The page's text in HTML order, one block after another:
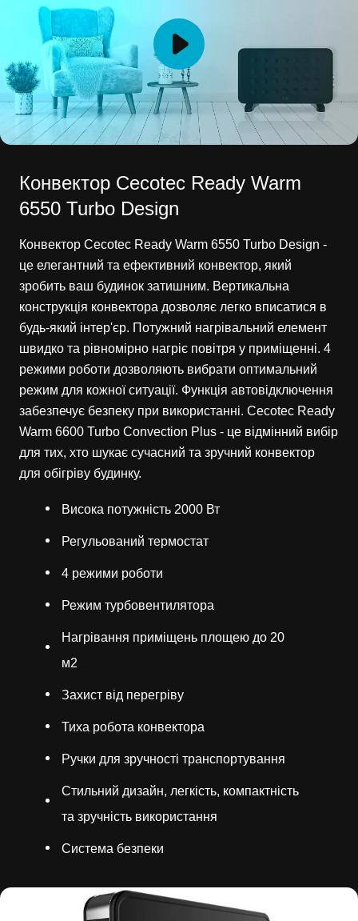
Конвектор Cecotec Ready Warm
6550 Turbo Design
Конвектор Cecotec Ready Warm 6550 Turbo Design -
це елегантний та ефективний конвектор, який
зробить ваш будинок затишним. Вертикальна
конструкція конвектора дозволяє легко вписатися в
будь-який інтер'єр. Потужний нагрівальний елемент
швидко та рівномірно нагріє повітря у приміщенні. 4
режими роботи дозволяють вибрати оптимальний
режим для кожної ситуації. Функція автовідключення
забезпечує безпеку при використанні. Cecotec Ready
Warm 6600 Turbo Convection Plus - це відмінний вибір
для тих, хто шукає сучасний та зручний конвектор
для обігріву будинку.
Висока потужність 2000 Вт
Регульований термостат
4 режими роботи
Режим турбовентилятора
Нагрівання приміщень площею до 20
м2
Захист від перегріву
Тиха робота конвектора
Ручки для зручності транспортування
Стильний дизайн, легкість, компактність
та зручність використання
Система безпеки